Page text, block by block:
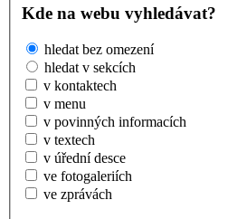
Kde na webu vyhledávat?
hledat bez omezení
hledat v sekcích
v kontaktech
v menu
v povinných informacích
v textech
v úřední desce
ve fotogaleriích
ve zprávách